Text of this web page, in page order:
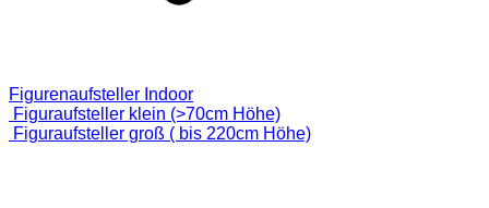
Figurenaufsteller Indoor
Figuraufsteller klein (>70cm Höhe)
Figuraufsteller groß ( bis 220cm Höhe)